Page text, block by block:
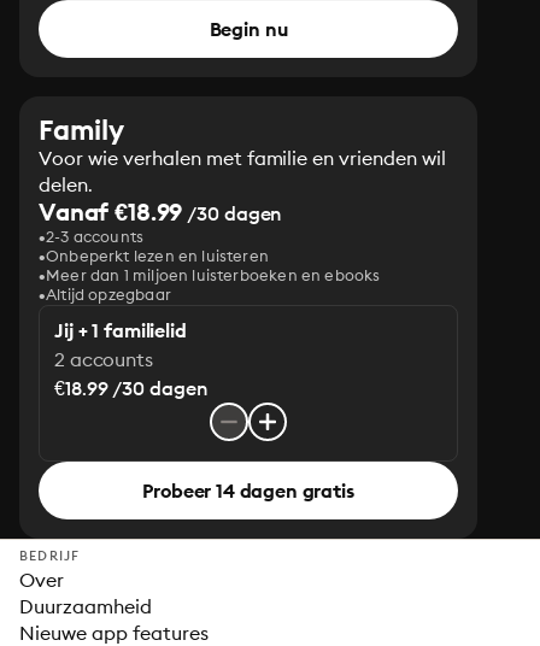
Begin nu
Family
Voor wie verhalen met familie en vrienden wil
delen.
Vanaf €18.99 /30 dagen
2-3 accounts
Onbeperkt lezen en luisteren
Meer dan 1 miljoen luisterboeken en ebooks
Altijd opzegbaar
Jij + 1 familielid
2 accounts
€18.99 /30 dagen
Probeer 14 dagen gratis
BEDRIJF
Over
Duurzaamheid
Nieuwe app features